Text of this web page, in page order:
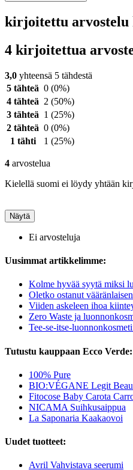
kirjoitettu arvostelu
4 kirjoitettua
3,0 yhteensä 5 tähdestä
5 tähteä 0 (0%)
4 tähteä 2 (50%)
3 tähteä 1 (25%)
2 tähteä 0 (0%)
1 tähti
1 (25%)
4 arvostelua
Kielellä suomi ei löydy yhtään
Näytä
Ei arvosteluja
Uusimmat artikkelimme:
Kolme hyvää syytä miksi
Oletko ostanut
Viiden askeleen ihoa
Zero Waste ja
Tee-se-itse-
Tutustu kauppaan Ecco Verde:
100% Pure
BIO:VÉGANE Legit
Fitocose Baby Carota
NICAMA Suihkusaippua
La Saponaria Kaakaovoi
Uudet tuotteet:
Avril Vahvistava seerumi